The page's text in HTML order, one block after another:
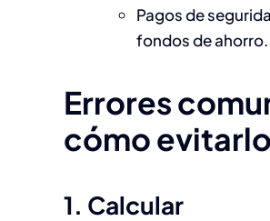
Pagos de
fondos de ahorro.
Errores
cómo
1. Calcular